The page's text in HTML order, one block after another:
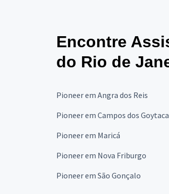
Encontre
do Rio de
Pioneer em Angra dos Reis
Pioneer em Campos dos
Pioneer em Maricá
Pioneer em Nova Friburgo
Pioneer em São Gonçalo